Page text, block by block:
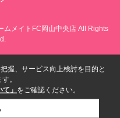
メイトFC岡山中央店 All Rights
握、サービス向上検討を目的と
。
」 をご確認ください。